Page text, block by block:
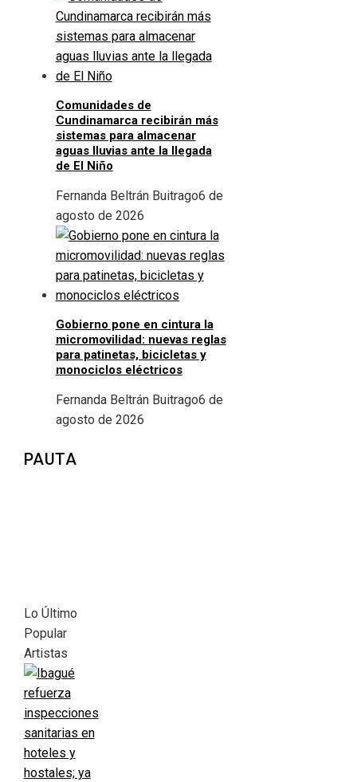
Comunidades de
Cundinamarca recibirán más
sistemas para almacenar
aguas lluvias ante la llegada
de El Niño
Fernanda Beltrán Buitrago6 de
agosto de 2026
Gobierno pone en cintura la
micromovilidad: nuevas reglas
para patinetas, bicicletas y
monociclos eléctricos
Fernanda Beltrán Buitrago6 de
agosto de 2026
PAUTA
Lo Último
Popular
Artistas